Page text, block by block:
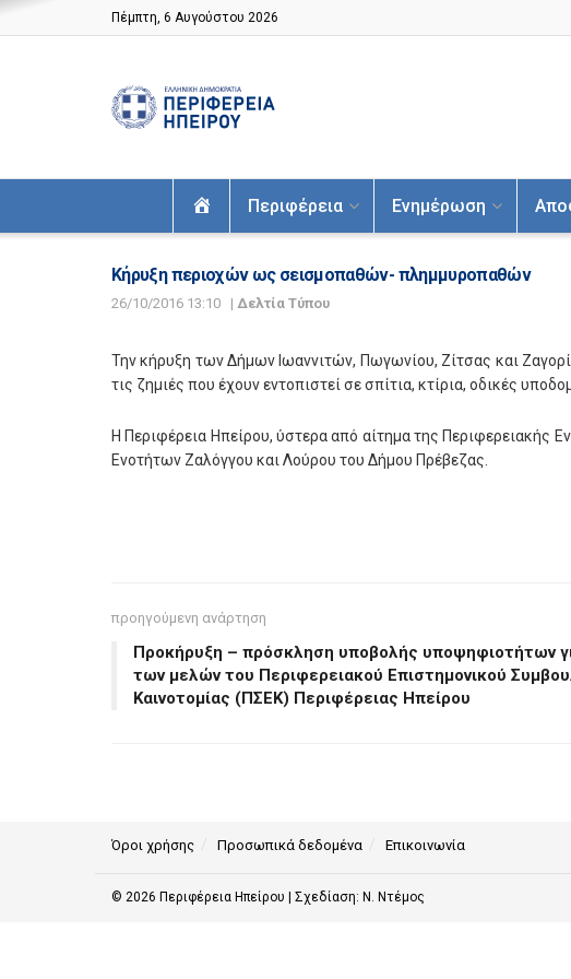
Πέμπτη, 6 Αυγούστου 2026
ΑρχικήΠεριφέρεια Ενημέρωση
Κήρυξη περιοχών ως σεισμοπαθών- πλημμυροπαθών
26/10/2016 13:10 | Δελτία Τύπου
Την κήρυξη των Δήμων Ιωαννιτών, Πωγωνίου, Ζίτσας και
τις ζημιές που έχουν εντοπιστεί σε σπίτια, κτίρια, οδικές
Η Περιφέρεια Ηπείρου, ύστερα από αίτημα της
Ενοτήτων Ζαλόγγου και Λούρου του Δήμου Πρέβεζας.
προηγούμενη ανάρτηση
Προκήρυξη – πρόσκληση υποβολής υποψηφιοτήτων
των μελών του Περιφερειακού Επιστημονικού
Καινοτομίας (ΠΣΕΚ) Περιφέρειας Ηπείρου
Όροι χρήσης Προσωπικά δεδομένα Επικοινωνία
© 2026 Περιφέρεια Ηπείρου | Σχεδίαση: Ν. Ντέμος